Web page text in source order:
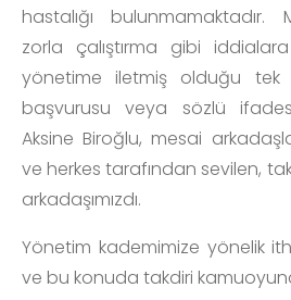
hastalığı bulunmamaktadır.
zorla çalıştırma gibi
yönetime iletmiş olduğu tek
başvurusu veya sözlü
Aksine Biroğlu, mesai
ve herkes tarafından sevilen,
arkadaşımızdı.
Yönetim kademimize yönelik
ve bu konuda takdiri